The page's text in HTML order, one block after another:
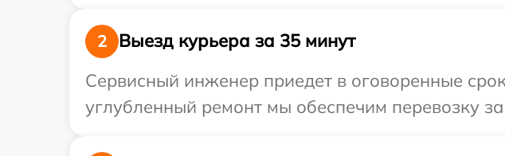
2
Выезд курьера за 35 минут
Сервисный инженер приедет в оговоренные
углубленный ремонт мы обеспечим перевозку